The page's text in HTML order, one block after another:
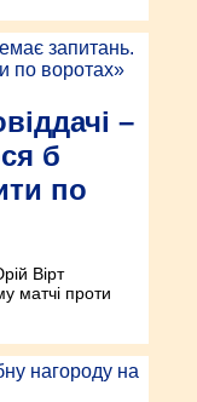
–
б
по
Вірт
матчі проти